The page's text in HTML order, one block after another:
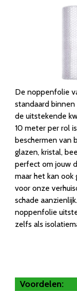
De noppenfolie
standaard binnen
de uitstekende
10 meter per rol
beschermen van
glazen, kristal,
perfect om jouw
maar het kan
voor onze
schade
noppenfolie
zelfs als
Voordelen: